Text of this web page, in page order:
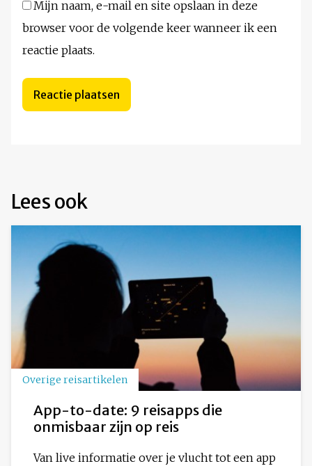
Mijn naam, e-mail en site opslaan in deze
browser voor de volgende keer wanneer ik een
reactie plaats.
Lees ook
Overige reisartikelen
App-to-date: 9 reisapps die
onmisbaar zijn op reis
Van live informatie over je vlucht tot een app